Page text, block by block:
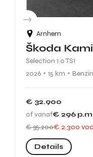
Arnhem
Škoda
Selection 1.0 TSI
2026
15 km
€ 32.900
of vanaf€ 296
€ 35.200€ 2.300
Details